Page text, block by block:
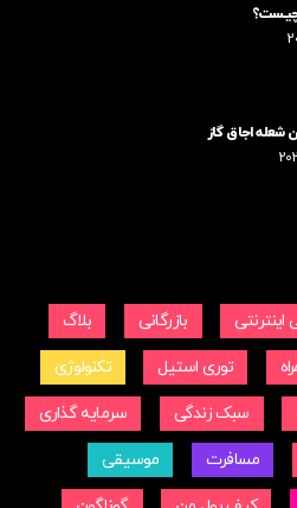
چیست؟
اجاق گاز
اینترنتی بازرگانی بلاگ
توری استیل تکنولوژی
سبک زندگی سرمایه گذاری
مسافرت موسیقی